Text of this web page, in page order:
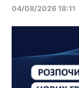
04/08/2026 18:11